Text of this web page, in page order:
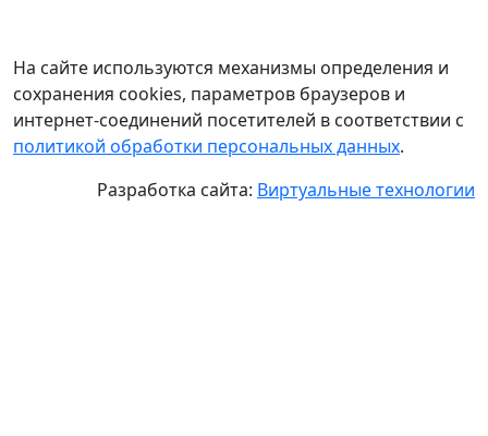
На сайте используются механизмы определения и
сохранения cookies, параметров браузеров и
интернет-соединений посетителей в соответствии с
политикой обработки персональных данных.
Разработка сайта: Виртуальные технологии